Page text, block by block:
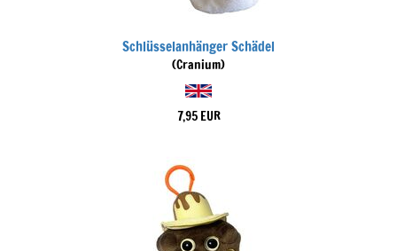
Schlüsselanhänger Schädel
(Cranium)
7,95 EUR